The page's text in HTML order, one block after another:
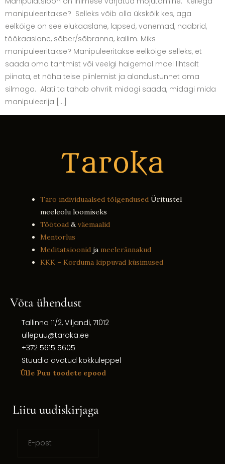
manipuleeritakse? Selleks võib olla ükskõik kes, aga
eelkõige on see elukaaslane, lapsed, vanemad, naabrid,
töökaaslane, sõber/sõbranna, kallim. Miks
manipuleeritakse? Manipuleeritakse eelkõige selleks, et
saada oma tahtmist või veelgi haigemal moel lihtsalt
piinata, et näha teise piinlemist ja alandustunnet oma
silmaga. Alati ta tahab ohvrilt midagi saada, midagi mida
manipuleerija […]
Taro individuaalsed tõlgendused Üritustel
meeleolu loomiseks
Töötoad &väemaalid
Mentorlus
Meditatsioonid ja meelerännakud
KKK – Korduma kippuvad küsimused
Võta ühendust
Tallinna 11/2, Viljandi, 71012
ullepuu@taroka.ee
+372 5615 5605
Stuudio avatud kokkuleppel
Ülle Puu toodete epood
Liitu uudiskirjaga